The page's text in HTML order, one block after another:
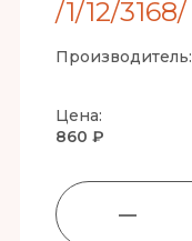
/1/12/3168/
Производитель:
Цена:
860 ₽